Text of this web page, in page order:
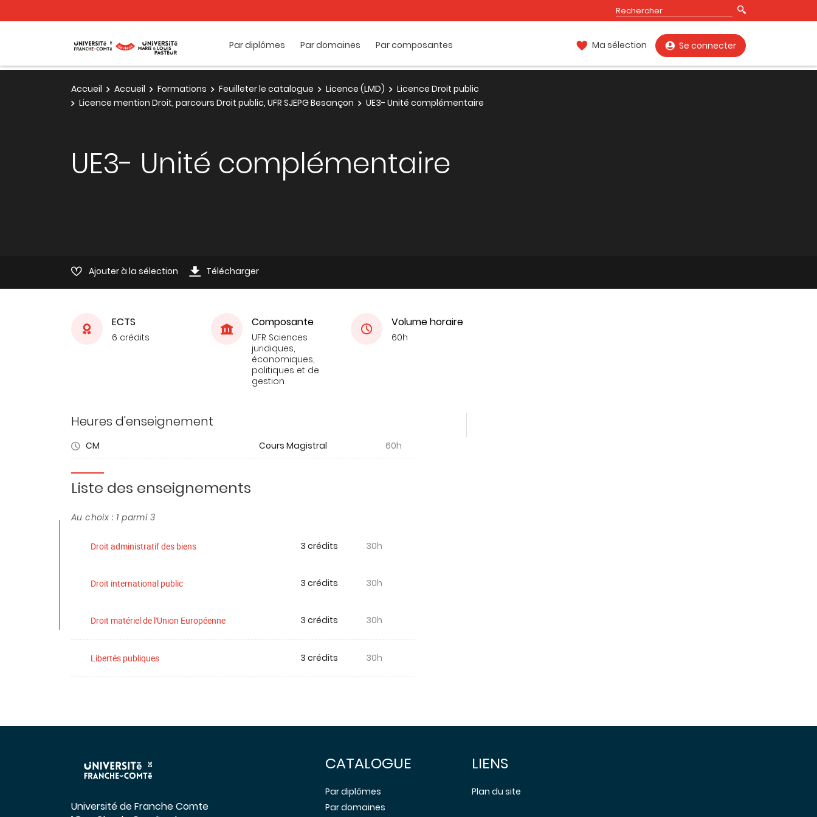
Par diplômes Par domaines Par composantes Ma sélection Se connecter
Accueil Accueil Formations Feuilleter le catalogue Licence (LMD)
Licence Droit public
Licence mention Droit, parcours Droit public, UFR SJEPG Besançon
UE3- Unité complémentaire
UE3- Unité complémentaire
Ajouter à la sélection Télécharger
ECTS
6 crédits
Composante
UFR Sciences
juridiques,
économiques,
politiques et de
gestion
Volume horaire
60h
Heures d'enseignement
CM Cours Magistral 60h
Liste des enseignements
Au choix : 1 parmi 3
Droit administratif des biens 3 crédits 30h
Droit international public 3 crédits 30h
Droit matériel de l'Union Européenne 3 crédits 30h
Libertés publiques 3 crédits 30h
Université de Franche Comte
CATALOGUE
Par diplômes
Par domaines
LIENS
Plan du site